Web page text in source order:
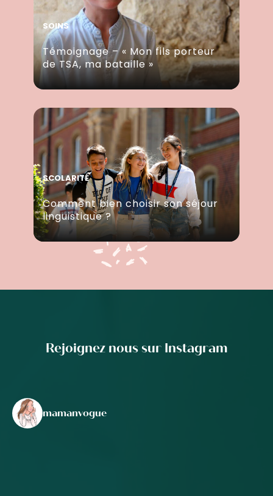
SOINS
Témoignage – « Mon fils porteur
de TSA, ma bataille »
SCOLARITÉ
Comment bien choisir son séjour
linguistique ?
Rejoignez nous sur Instagram
mamanvogue